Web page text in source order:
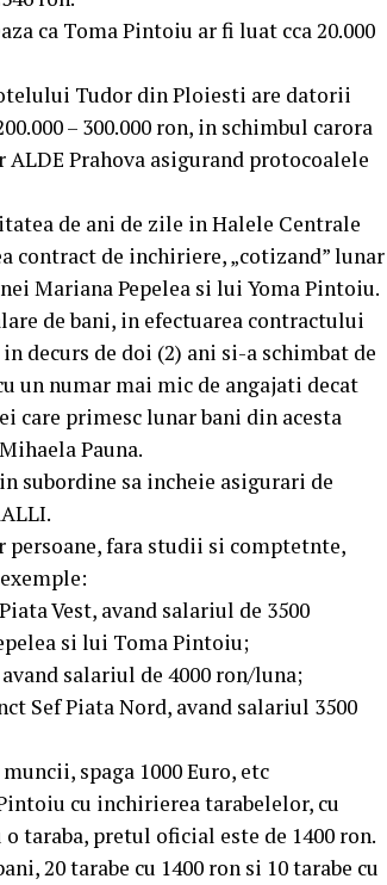
ca Toma Pintoiu ar fi luat cca 20.000
Tudor din Ploiesti are datorii
– 300.000 ron, in schimbul carora
Prahova asigurand protocoalele
de ani de zile in Halele Centrale
contract de inchiriere, „cotizand” lunar
Mariana Pepelea si lui Yoma Pintoiu.
de bani, in efectuarea contractului
decurs de doi (2) ani si-a schimbat de
un numar mai mic de angajati decat
care primesc lunar bani din acesta
Pauna.
subordine sa incheie asigurari de
persoane, fara studii si comptetnte,
Vest, avand salariul de 3500
si lui Toma Pintoiu;
salariul de 4000 ron/luna;
Sef Piata Nord, avand salariul 3500
spaga 1000 Euro, etc
cu inchirierea tarabelelor, cu
taraba, pretul oficial este de 1400 ron.
20 tarabe cu 1400 ron si 10 tarabe cu